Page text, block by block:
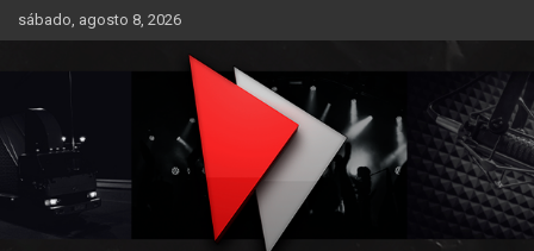
Saltar
al
sábado, agosto 8, 2026